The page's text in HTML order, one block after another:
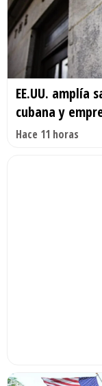
EE.UU. amplía
cubana y
Hace 11 horas